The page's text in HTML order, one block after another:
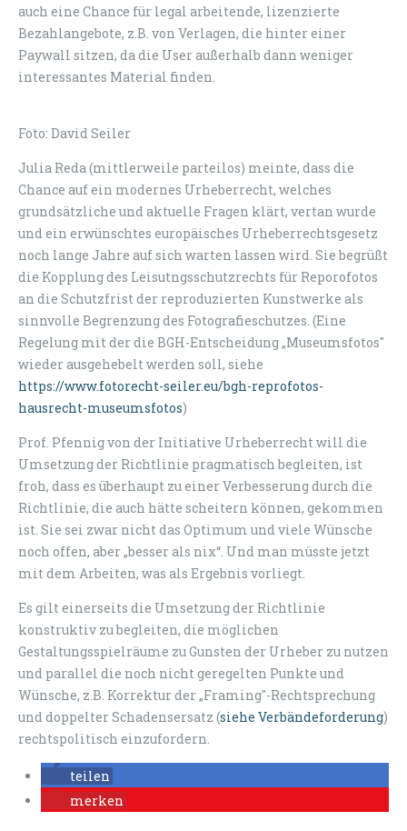
auch eine Chance für legal arbeitende, lizenzierte
Bezahlangebote, z.B. von Verlagen, die hinter einer
Paywall sitzen, da die User außerhalb dann weniger
interessantes Material finden.
Foto: David Seiler
Julia Reda (mittlerweile parteilos) meinte, dass die
Chance auf ein modernes Urheberrecht, welches
grundsätzliche und aktuelle Fragen klärt, vertan wurde
und ein erwünschtes europäisches Urheberrechtsgesetz
noch lange Jahre auf sich warten lassen wird. Sie begrüßt
die Kopplung des Leisutngsschutzrechts für Reporofotos
an die Schutzfrist der reproduzierten Kunstwerke als
sinnvolle Begrenzung des Fotografieschutzes. (Eine
Regelung mit der die BGH-Entscheidung „Museumsfotos"
wieder ausgehebelt werden soll, siehe
https://www.fotorecht-seiler.eu/bgh-reprofotos-
hausrecht-museumsfotos)
Prof. Pfennig von der Initiative Urheberrecht will die
Umsetzung der Richtlinie pragmatisch begleiten, ist
froh, dass es überhaupt zu einer Verbesserung durch die
Richtlinie, die auch hätte scheitern können, gekommen
ist. Sie sei zwar nicht das Optimum und viele Wünsche
noch offen, aber „besser als nix“. Und man müsste jetzt
mit dem Arbeiten, was als Ergebnis vorliegt.
Es gilt einerseits die Umsetzung der Richtlinie
konstruktiv zu begleiten, die möglichen
Gestaltungsspielräume zu Gunsten der Urheber zu nutzen
und parallel die noch nicht geregelten Punkte und
Wünsche, z.B. Korrektur der „Framing"-Rechtsprechung
und doppelter Schadensersatz (siehe Verbändeforderung)
rechtspolitisch einzufordern.
teilen
merken